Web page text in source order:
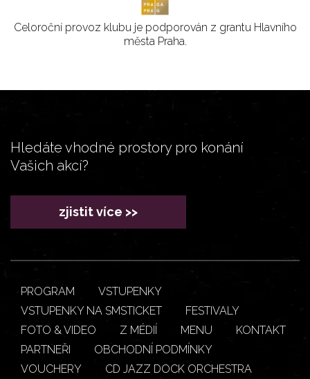
Celoroční provoz klubu je podporován z grantu Hlavního
města Praha.
Hledáte vhodné prostory pro konání
Vašich akcí?
zjistit více >>
PROGRAM
VSTUPENKY
VSTUPENKY NA SMSTICKET
FESTIVALY
FOTO & VIDEO
Z MÉDIÍ MENU
KONTAKT
PARTNEŘI
OBCHODNÍ PODMÍNKY
VOUCHERY
CD JAZZ DOCK ORCHESTRA